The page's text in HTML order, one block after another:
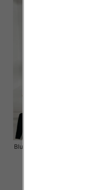
Bluzki damskie Roz Standard, Mix